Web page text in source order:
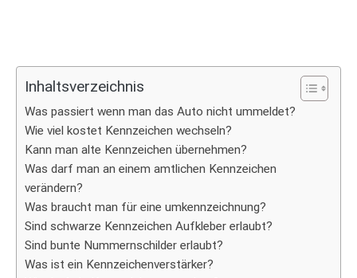
Inhaltsverzeichnis
Was passiert wenn man das Auto nicht ummeldet?
Wie viel kostet Kennzeichen wechseln?
Kann man alte Kennzeichen übernehmen?
Was darf man an einem amtlichen Kennzeichen
verändern?
Was braucht man für eine umkennzeichnung?
Sind schwarze Kennzeichen Aufkleber erlaubt?
Sind bunte Nummernschilder erlaubt?
Was ist ein Kennzeichenverstärker?